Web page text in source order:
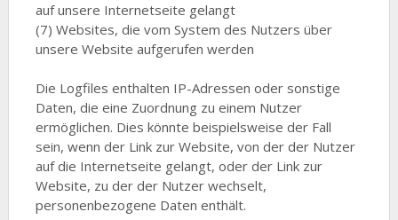
auf unsere Internetseite gelangt
(7) Websites, die vom System des Nutzers über
unsere Website aufgerufen werden
Die Logfiles enthalten IP-Adressen oder sonstige
Daten, die eine Zuordnung zu einem Nutzer
ermöglichen. Dies könnte beispielsweise der Fall
sein, wenn der Link zur Website, von der der Nutzer
auf die Internetseite gelangt, oder der Link zur
Website, zu der der Nutzer wechselt,
personenbezogene Daten enthält.